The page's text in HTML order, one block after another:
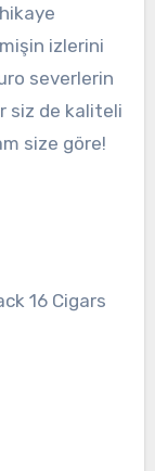
izlerini
severlerin
siz de kaliteli
size göre!
16 Cigars